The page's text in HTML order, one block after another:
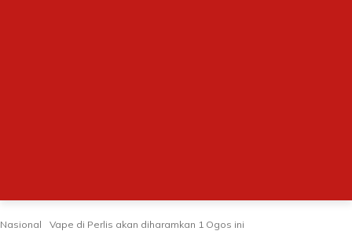
Nasional Vape di Perlis akan diharamkan 1 Ogos ini